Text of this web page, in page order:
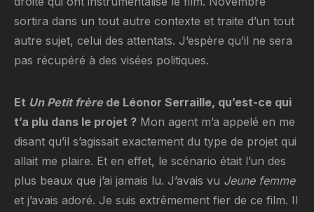
sortira dans un tout autre contexte et traite d’un tout
autre sujet, celui des attentats. J’espère qu’il ne sera
pas récupéré à des visées politiques.
Et Un Petit frère de Léonor Serraille, qu’est-ce qui
t’a plu dans le projet ? Mon agent m’a appelé en me
disant qu’il s’agissait exactement du type de projet qui
allait me plaire. Et en effet, le scénario était l’un des
plus beaux que j’ai jamais lu. J’avais vu Jeune femme
et j’avais adoré. Je suis extrêmement fier de ce film. Il